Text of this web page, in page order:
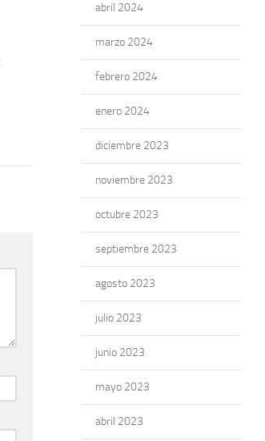
abril 2024
marzo 2024
febrero 2024
enero 2024
diciembre 2023
noviembre 2023
octubre 2023
septiembre 2023
agosto 2023
julio 2023
junio 2023
mayo 2023
abril 2023